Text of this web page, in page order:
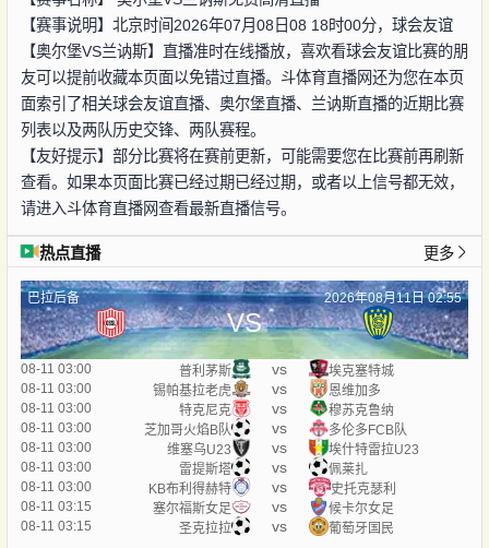
【赛事说明】北京时间2026年07月08日08 18时00分，球会友谊
【奥尔堡VS兰讷斯】直播准时在线播放，喜欢看球会友谊比赛的朋
友可以提前收藏本页面以免错过直播。斗体育直播网还为您在本页
面索引了相关球会友谊直播、奥尔堡直播、兰讷斯直播的近期比赛
列表以及两队历史交锋、两队赛程。
【友好提示】部分比赛将在赛前更新，可能需要您在比赛前再刷新
查看。如果本页面比赛已经过期已经过期，或者以上信号都无效，
请进入斗体育直播网查看最新直播信号。
热点直播 更多
巴拉后备 2026年08月11日 02:55
VS
08-11 03:00 普利茅斯 vs
埃克塞特城
08-11 03:00
锡帕基拉老虎 vs
恩维加多
08-11 03:00
特克尼克 vs
穆苏克鲁纳
08-11 03:00
芝加哥火焰B队 vs
多伦多FCB队
08-11 03:00
维塞乌U23 vs
埃什特雷拉U23
08-11 03:00
雷提斯塔 vs
佩莱扎
08-11 03:00
KB布利得赫特 vs
史托克瑟利
08-11 03:15
塞尔福斯女足 vs
候卡尔女足
08-11 03:15
圣克拉拉 vs 葡萄牙国民